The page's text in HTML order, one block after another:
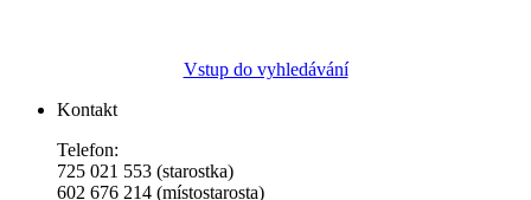
Vstup do vyhledávání
Kontakt
Telefon:
725 021 553 (starostka)
602 676 214 (místostarosta)